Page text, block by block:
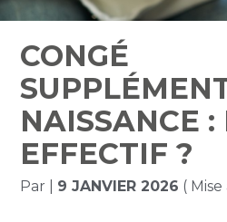
CONGÉ
NAISSANCE
EFFECTIF ?
Par 9 JANVIER 2026 (